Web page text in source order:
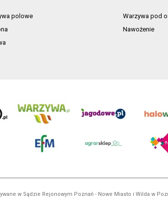
polowe
Warzywa pod
Nawożenie
w Sądzie Rejonowym Poznań - Nowe Miasto i Wilda w